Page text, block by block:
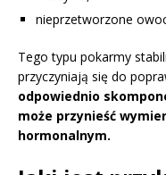
nieprzetworzone
Tego typu pokarmy
przyczyniają się do
odpowiednio
może przynieść
hormonalnym.